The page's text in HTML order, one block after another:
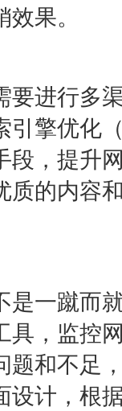
果。
要进行多
引擎优化
段，提升
质的内容
是一蹴而
具，监控
题和不足
设计，根